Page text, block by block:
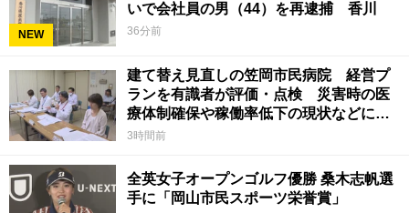
NEW
いで会社員の男（44）を再逮捕 香川
36分前
建て替え見直しの笠岡市民病院 経営プ
ランを有識者が評価・点検 災害時の医
療体制確保や稼働率低下の現状などに意
見 岡山
3時間前
全英女子オープンゴルフ優勝 桑木志帆選
手に「岡山市民スポーツ栄誉賞」